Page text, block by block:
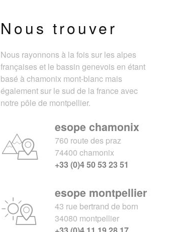
Nous trouver
Nous rayonnons à la fois sur les alpes
françaises et le bassin genevois en étant
basé à chamonix mont-blanc mais
également sur le sud de la france avec
notre pôle de montpellier.
esope chamonix
760 route des praz
74400 chamonix
+33 (0)4 50 53 23 51
esope montpellier
43 rue bertrand de born
34080 montpellier